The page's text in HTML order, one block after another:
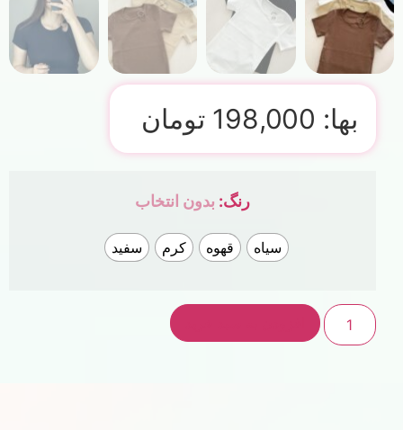
بها: 198,000 تومان
رنگ: بدون انتخاب
سیاه قهوه کرم سفید